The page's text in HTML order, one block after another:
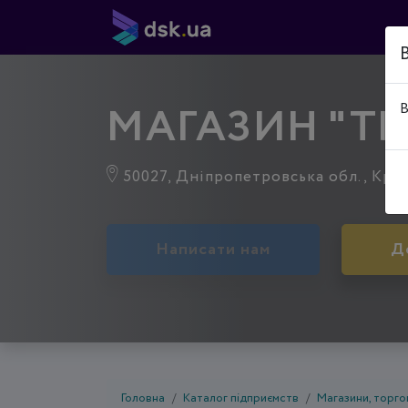
МАГАЗИН
50027, Дніпропетровська обл.,
Написати нам
Головна Каталог підприємств Магазини,